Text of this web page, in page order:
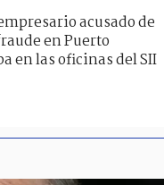
acusado de
en Puerto
en las oficinas del SII